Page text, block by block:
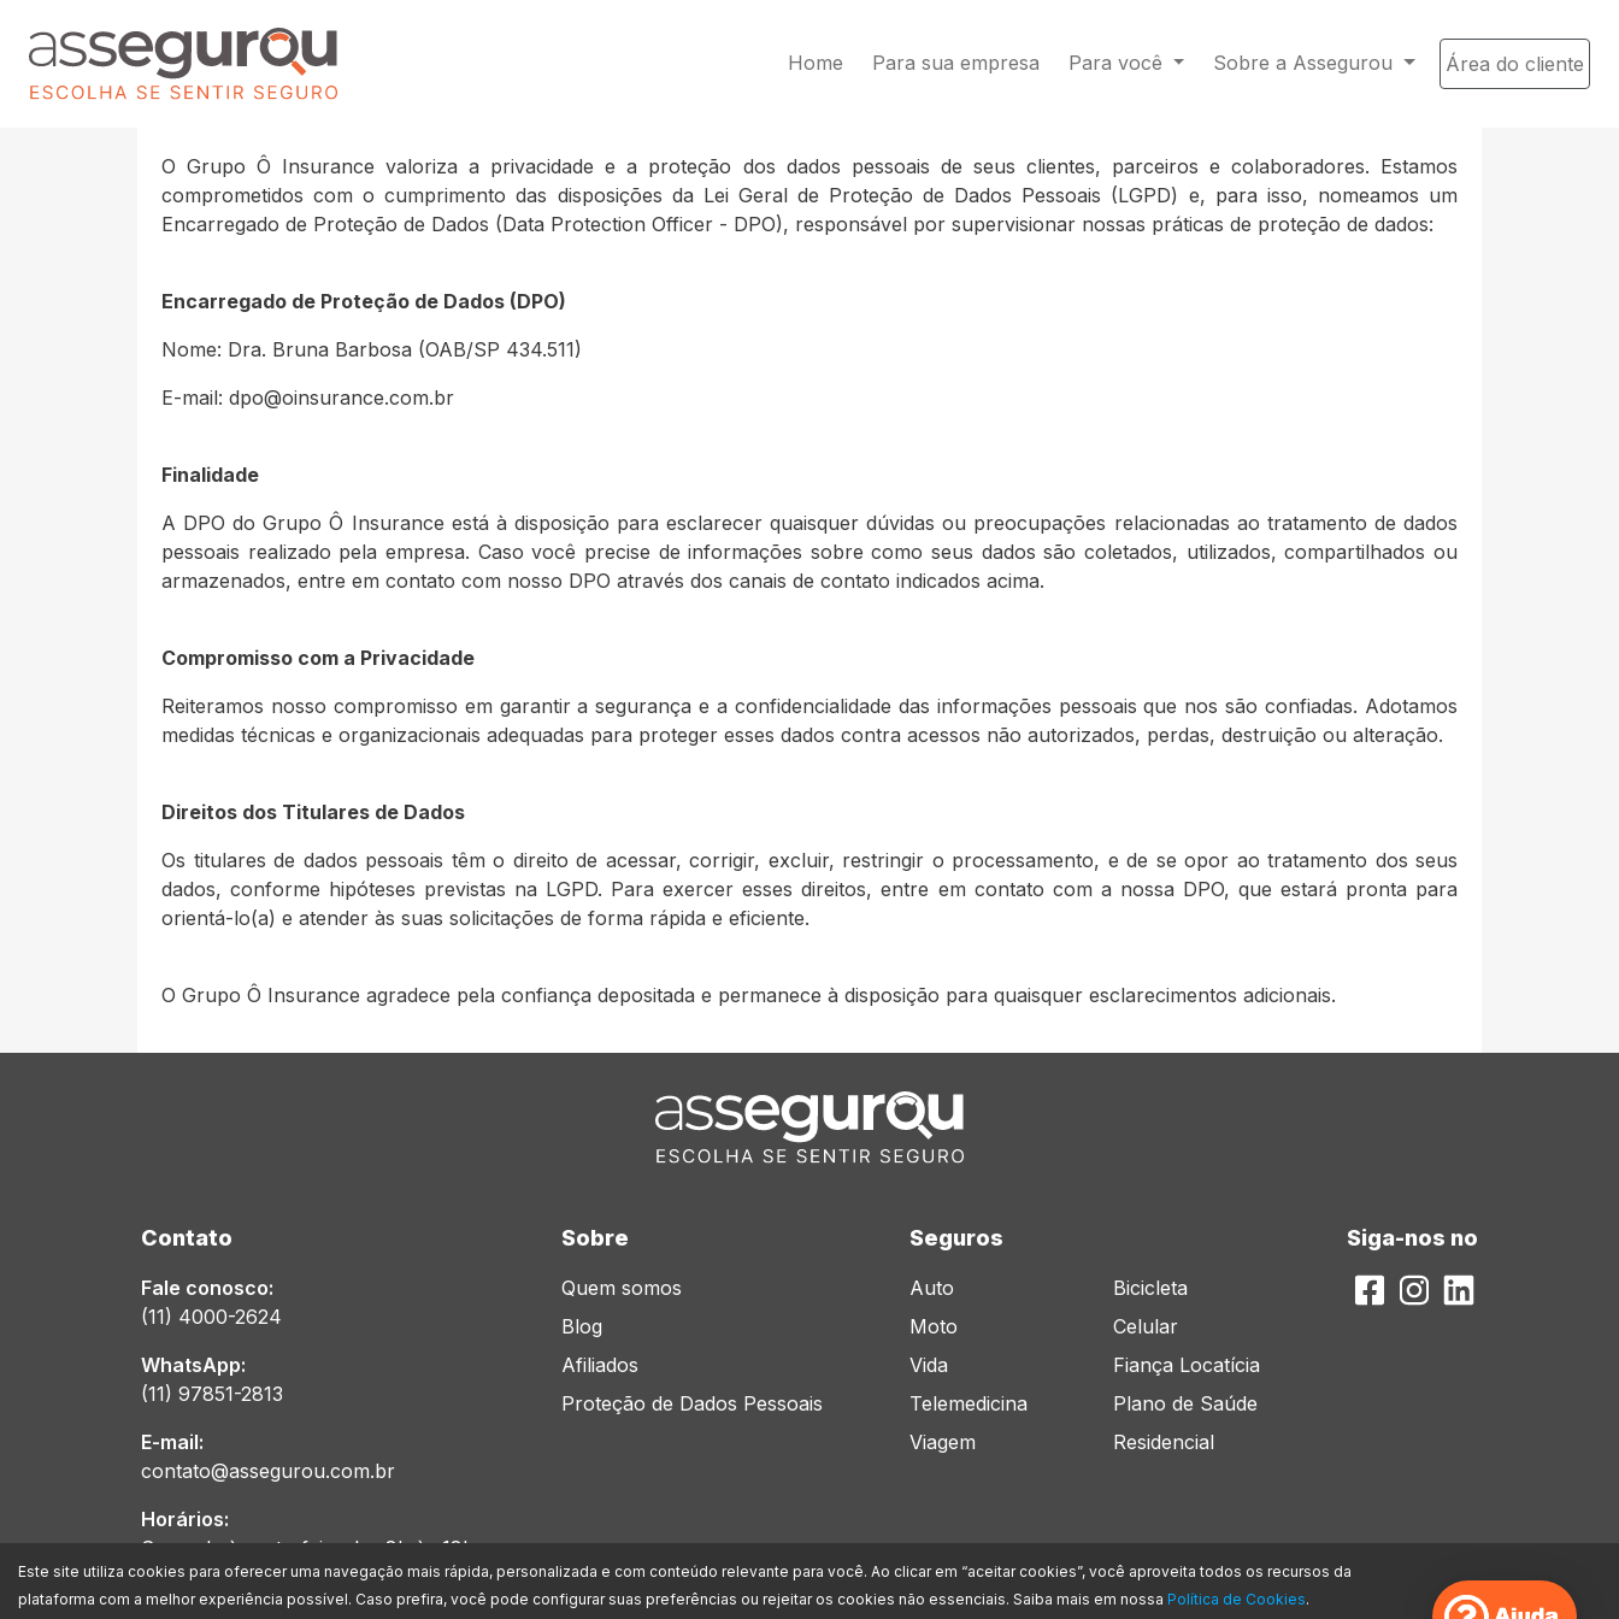
Home Para sua empresa Para você Sobre a Assegurou Área do cliente
O Grupo Ô Insurance valoriza a privacidade e a proteção dos dados pessoais de seus clientes, parceiros e colaboradores. Estamos
comprometidos com o cumprimento das disposições da Lei Geral de Proteção de Dados Pessoais (LGPD) e, para isso, nomeamos um
Encarregado de Proteção de Dados (Data Protection Officer - DPO), responsável por supervisionar nossas práticas de proteção de dados:
Encarregado de Proteção de Dados (DPO)
Nome: Dra. Bruna Barbosa (OAB/SP 434.511)
E-mail: dpo@oinsurance.com.br
Finalidade
A DPO do Grupo Ô Insurance está à disposição para esclarecer quaisquer dúvidas ou preocupações relacionadas ao tratamento de dados
pessoais realizado pela empresa. Caso você precise de informações sobre como seus dados são coletados, utilizados, compartilhados ou
armazenados, entre em contato com nosso DPO através dos canais de contato indicados acima.
Compromisso com a Privacidade
Reiteramos nosso compromisso em garantir a segurança e a confidencialidade das informações pessoais que nos são confiadas. Adotamos
medidas técnicas e organizacionais adequadas para proteger esses dados contra acessos não autorizados, perdas, destruição ou alteração.
Direitos dos Titulares de Dados
Os titulares de dados pessoais têm o direito de acessar, corrigir, excluir, restringir o processamento, e de se opor ao tratamento dos seus
dados, conforme hipóteses previstas na LGPD. Para exercer esses direitos, entre em contato com a nossa DPO, que estará pronta para
orientá-lo(a) e atender às suas solicitações de forma rápida e eficiente.
O Grupo Ô Insurance agradece pela confiança depositada e permanece à disposição para quaisquer esclarecimentos adicionais.
Contato
Fale conosco:
(11) 4000-2624
WhatsApp:
(11) 97851-2813
E-mail:
contato@assegurou.com.br
Horários:
Segunda à sexta-feira das 8h às 18h
Sobre
Quem somos
Blog
Afiliados
Proteção de Dados Pessoais
Seguros
Auto
Moto
Vida
Telemedicina
Viagem
Bicicleta
Celular
Fiança Locatícia
Plano de Saúde
Residencial
Siga-nos no
A Assegurou Corretora de Seguros Ltda. está inscrita no CNPJ/MF sob nº 39.566.916/0001-49, com sede na Av. Marcos Penteado de Ulhoa Rodrigues, 939 - 8° andar Torre Jacarandá | Barueri – SP | CEP: 06460-040. Encontra-se
Este site utiliza cookies para oferecer uma navegação mais rápida, personalizada e com conteúdo relevante para você. Ao clicar em “aceitar cookies”, você aproveita todos os recursos da
plataforma com a melhor experiência possível. Caso prefira, você pode configurar suas preferências ou rejeitar os cookies não essenciais. Saiba mais em nossa Política de Cookies.